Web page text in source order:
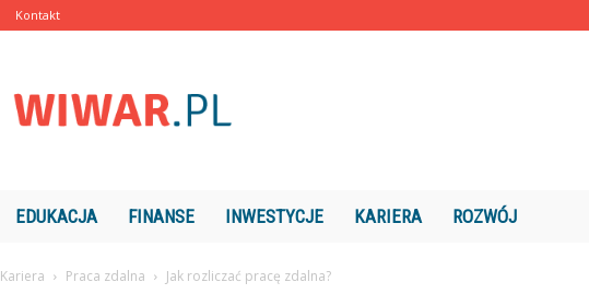
Kontakt
EDUKACJA FINANSE INWESTYCJE KARIERA ROZWÓJ
Kariera Praca zdalna Jak rozliczać pracę zdalna?